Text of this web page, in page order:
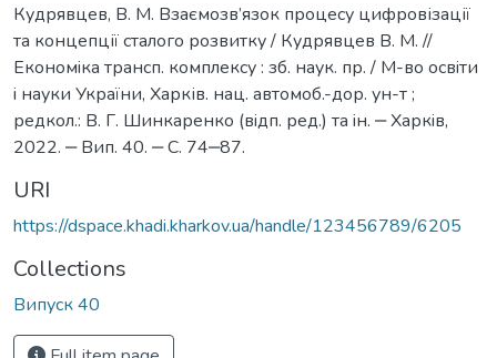
Кудрявцев, В. М. Взаємозв’язок процесу цифровізації
та концепції сталого розвитку / Кудрявцев В. М. //
Економiка трансп. комплексу : зб. наук. пр. / М-во освiти
i науки України, Харків. нац. автомоб.-дор. ун-т ;
редкол.: В. Г. Шинкаренко (вiдп. ред.) та iн. ‒ Харкiв,
2022. ‒ Вип. 40. ‒ С. 74‒87.
URI
https://dspace.khadi.kharkov.ua/handle/123456789/6205
Collections
Випуск 40